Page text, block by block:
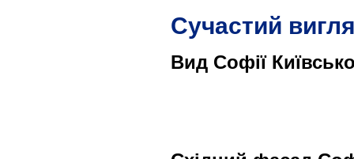
Сучастий
Вид Софії